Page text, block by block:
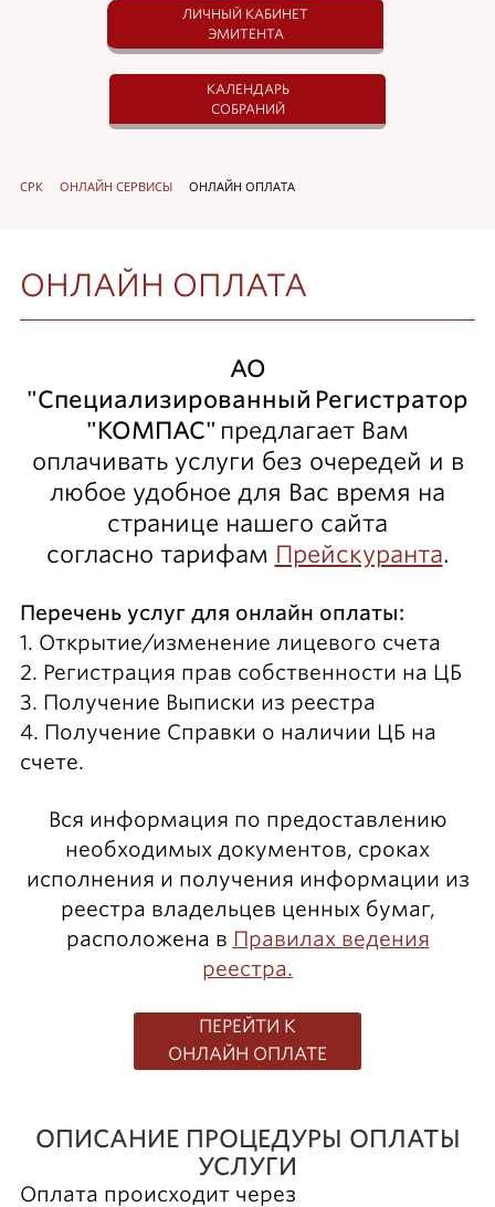
ЛИЧНЫЙ КАБИНЕТ
ЭМИТЕНТА
КАЛЕНДАРЬ
СОБРАНИЙ
СРК ОНЛАЙН СЕРВИСЫ ОНЛАЙН ОПЛАТА
ОНЛАЙН ОПЛАТА
АО
"Специализированный Регистратор
"КОМПАС" предлагает Вам
оплачивать услуги без очередей и в
любое удобное для Вас время на
странице нашего сайта
согласно тарифам Прейскуранта.
Перечень услуг для онлайн оплаты:
1. Открытие/изменение лицевого счета
2. Регистрация прав собственности на ЦБ
3. Получение Выписки из реестра
4. Получение Справки о наличии ЦБ на
счете.
Вся информация по предоставлению
необходимых документов, сроках
исполнения и получения информации из
реестра владельцев ценных бумаг,
расположена в Правилах ведения
реестра.
ПЕРЕЙТИ К
ОНЛАЙН ОПЛАТЕ
ОПИСАНИЕ ПРОЦЕДУРЫ ОПЛАТЫ
УСЛУГИ
Оплата происходит через